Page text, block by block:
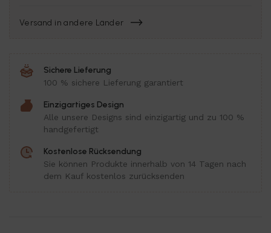
Versand in andere Länder
Sichere Lieferung
100 % sichere Lieferung garantiert
Einzigartiges Design
Alle unsere Designs sind einzigartig und zu 100 %
handgefertigt
Kostenlose Rücksendung
Sie können Produkte innerhalb von 14 Tagen nach
dem Kauf kostenlos zurücksenden